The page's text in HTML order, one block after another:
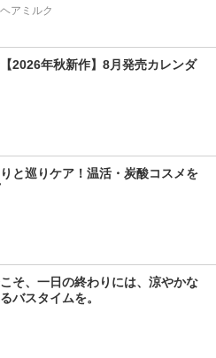
アミルク
2026年秋新作】8月発売カレンダ
と巡りケア！温活・炭酸コスメを
そ、一日の終わりには、涼やかな
バスタイムを。